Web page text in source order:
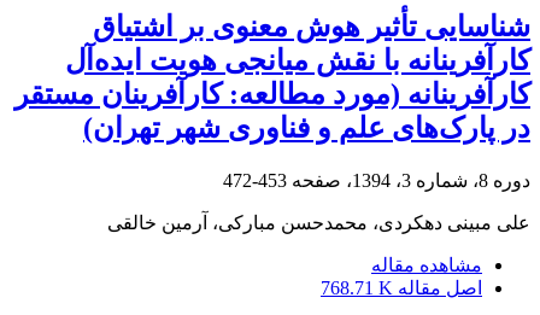
شناسایی تأثیر هوش معنوی بر اشتیاق
کارآفرینانه با نقش میانجی هویت ایده‌آل
کارآفرینانه (مورد مطالعه: کارآفرینان مستقر
در پارک‌های علم و فناوری شهر تهران)
دوره 8، شماره 3، 1394، صفحه 453-472
علی مبینی دهکردی، محمدحسن مبارکی، آرمین خالقی
مشاهده مقاله
اصل مقاله 768.71 K